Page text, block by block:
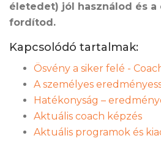
életedet) jól használod és
fordítod.
Kapcsolódó tartalmak:
Ösvény a siker felé -
A személyes
Hatékonyság –
Aktuális coach képzés
Aktuális programok és